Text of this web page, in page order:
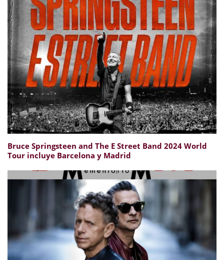
Bruce Springsteen and The E Street Band 2024 World
Tour incluye Barcelona y Madrid